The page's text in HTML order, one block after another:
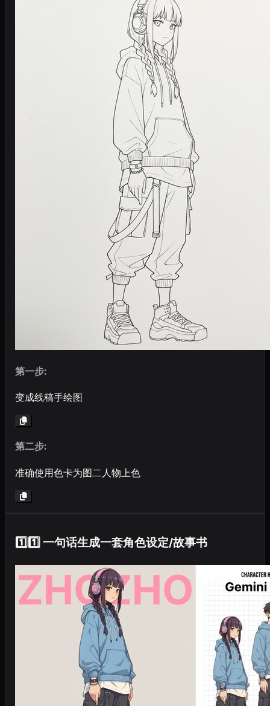
第一步:
变成线稿手绘图
第二步:
准确使用色卡为图二人物上色
1️⃣1️⃣ 一句话生成一套角色设定/故事书